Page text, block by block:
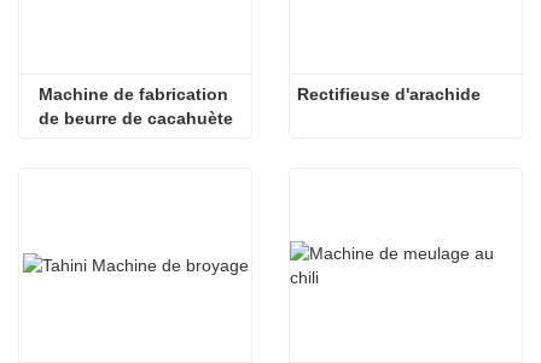
Machine de fabrication
de beurre de cacahuète
Rectifieuse d'arachide